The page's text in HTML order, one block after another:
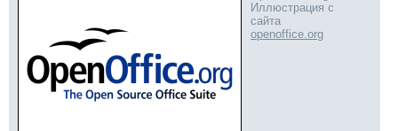
Иллюстрация с
сайта
openoffice.org